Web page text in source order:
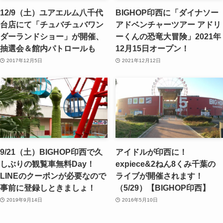
12/9（土）ユアエルム八千代
台店にて「チュバチュバワン
ダーランドショー」が開催、
抽選会＆館内パトロールも
2017年12月5日
BIGHOP印西に「ダイナソー
アドベンチャーツアー アドリ
ーくんの恐竜大冒険」2021年
12月15日オープン！
2021年12月12日
9/21（土）BIGHOP印西で久
しぶりの観覧車無料Day！
LINEのクーポンが必要なので
事前に登録しときましょ！
2019年9月14日
アイドルが印西に！
expiece&2ねん8くみ千葉の
ライブが開催されます！
（5/29）【BIGHOP印西】
2016年5月10日